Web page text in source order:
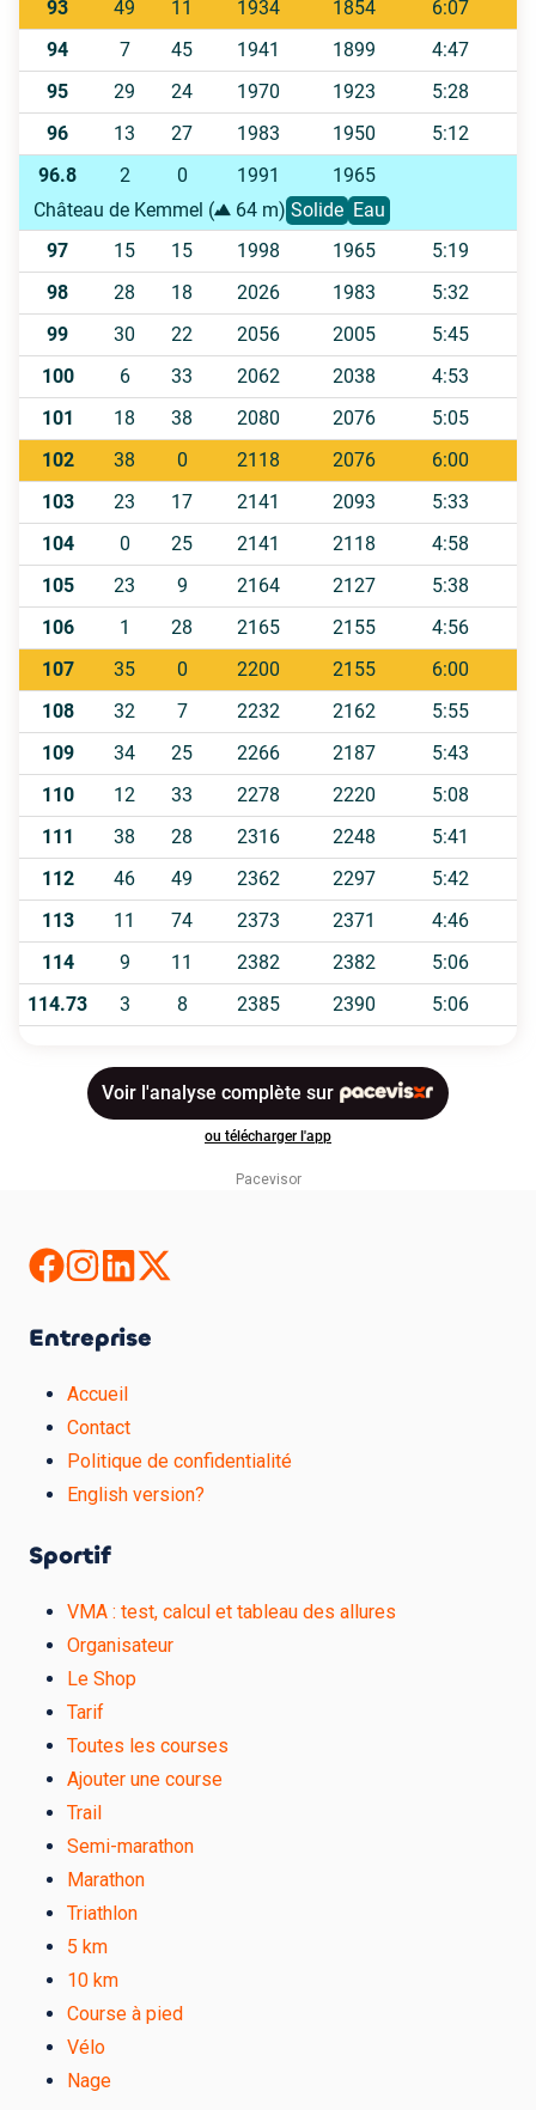
Pacevisor
Entreprise
Accueil
Contact
Politique de confidentialité
English version?
Sportif
VMA : test, calcul et tableau des allures
Organisateur
Le Shop
Tarif
Toutes les courses
Ajouter une course
Trail
Semi-marathon
Marathon
Triathlon
5 km
10 km
Course à pied
Vélo
Nage